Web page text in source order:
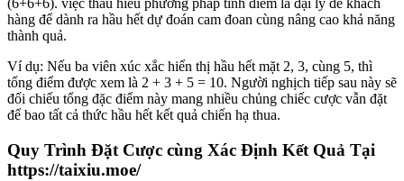
(6+6+6). việc thấu hiểu phương pháp tính điểm là đại lý để khách
hàng để dành ra hầu hết dự đoán cam đoan cùng nâng cao khả năng
thành quả.
Ví dụ: Nếu ba viên xúc xắc hiển thị hầu hết mặt 2, 3, cùng 5, thì
tổng điểm được xem là 2 + 3 + 5 = 10. Người nghịch tiếp sau này sẽ
đối chiếu tổng đặc điểm này mang nhiều chủng chiếc cược vẫn đặt
để bao tất cả thức hầu hết kết quả chiến hạ thua.
Quy Trình Đặt Cược cùng Xác Định Kết Quả Tại
https://taixiu.moe/